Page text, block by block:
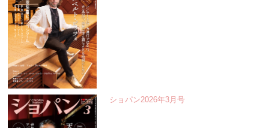
ショパン2026年3月号